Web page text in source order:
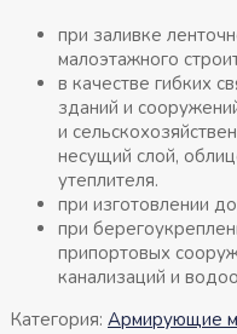
при заливке
малоэтажного
в качестве гибких
зданий и
и
несущий слой,
утеплителя.
при изготовлении
при
припортовых
канализаций и
Категория: Армирующие